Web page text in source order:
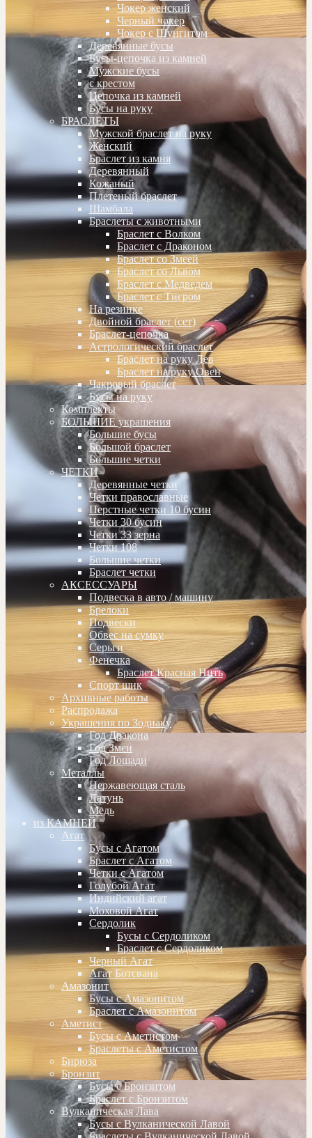
Чокер женский
Черный чокер
Чокер с Шунгитом
Деревянные бусы
Бусы-цепочка из камней
Мужские бусы
с крестом
Цепочка из камней
Бусы на руку
БРАСЛЕТЫ
Мужской браслет на руку
Женский
Браслет из камня
Деревянный
Кожаный
Плетеный браслет
Шамбала
Браслеты с животными
Браслет с Волком
Браслет с Драконом
Браслет со Змеей
Браслет со Львом
Браслет с Медведем
Браслет с Тигром
На резинке
Двойной браслет (сет)
Браслет-цепочка
Астрологический браслет
Браслет на руку Лев
Браслет на руку Овен
Чакровый браслет
Бусы на руку
Комплекты
БОЛЬШИЕ украшения
Большие бусы
Большой браслет
Большие четки
ЧЕТКИ
Деревянные четки
Четки православные
Перстные четки 10 бусин
Четки 30 бусин
Четки 33 зерна
Четки 108
Большие четки
Браслет четки
АКСЕССУАРЫ
Подвеска в авто / машину
Брелоки
Подвески
Обвес на сумку
Серьги
Фенечка
Браслет Красная Нить
Спорт шик
Архивные работы
Распродажа
Украшения по Зодиаку
Год Дракона
Год Змеи
Год Лошади
Металлы
Нержавеющая сталь
Латунь
Медь
из КАМНЕЙ
Агат
Бусы с Агатом
Браслет с Агатом
Четки с Агатом
Голубой Агат
Индийский агат
Моховой Агат
Сердолик
Бусы с Сердоликом
Браслет с Сердоликом
Черный Агат
Агат Ботсвана
Амазонит
Бусы с Амазонитом
Браслет с Амазонитом
Аметист
Бусы с Аметистом
Браслеты с Аметистом
Бирюза
Бронзит
Бусы с Бронзитом
Браслет с Бронзитом
Вулканическая Лава
Бусы с Вулканической Лавой